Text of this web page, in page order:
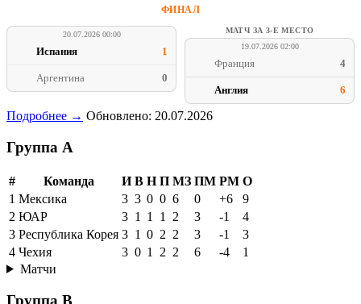
ФИНАЛ
20.07.2026 00:00
Испания 1
Аргентина 0
МАТЧ ЗА 3-Е МЕСТО
19.07.2026 02:00
Франция 4
Англия 6
Подробнее → Обновлено: 20.07.2026
Группа A
# Команда И В Н П МЗ ПМ РМ О
1 Мексика 3 3 0 0 6 0 +6
9
2 ЮАР 3 1 1 1 2 3 -1
4
3 Республика Корея 3 1 0 2 2 3 -1
3
4 Чехия 3 0 1 2 2 6 -4
1
Матчи
Группа B